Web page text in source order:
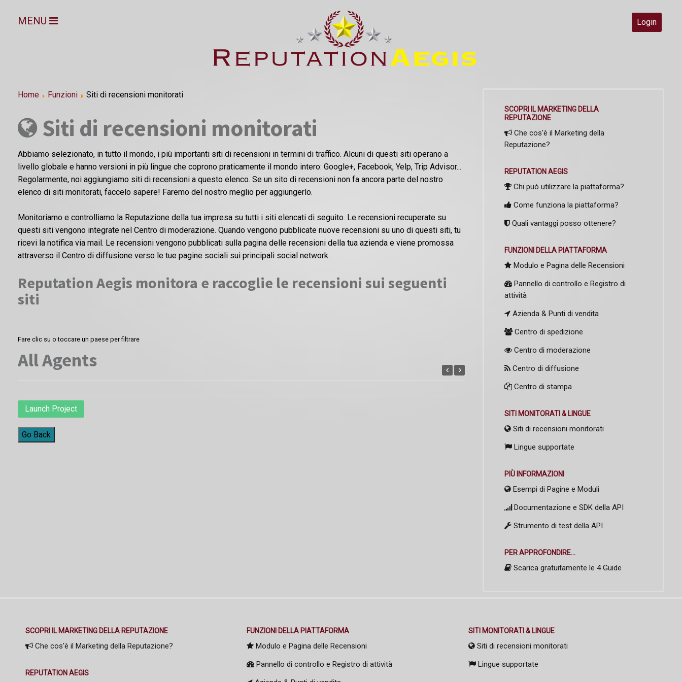
Login
MENU
Home Funzioni Siti di recensioni monitorati
Siti di recensioni monitorati
Abbiamo selezionato, in tutto il mondo, i più importanti siti di recensioni in termini di traffico. Alcuni di questi siti operano a
livello globale e hanno versioni in più lingue che coprono praticamente il mondo intero: Google+, Facebook, Yelp, Trip Advisor...
Regolarmente, noi aggiungiamo siti di recensioni a questo elenco. Se un sito di recensioni non fa ancora parte del nostro
elenco di siti monitorati, faccelo sapere! Faremo del nostro meglio per aggiungerlo.
Monitoriamo e controlliamo la Reputazione della tua impresa su tutti i siti elencati di seguito. Le recensioni recuperate su
questi siti vengono integrate nel Centro di moderazione. Quando vengono pubblicate nuove recensioni su uno di questi siti, tu
ricevi la notifica via mail. Le recensioni vengono pubblicati sulla pagina delle recensioni della tua azienda e viene promossa
attraverso il Centro di diffusione verso le tue pagine sociali sui principali social network.
Reputation Aegis monitora e raccoglie le recensioni sui seguenti
siti
Fare clic su o toccare un paese per filtrare
All Agents
Launch Project
Go Back
SCOPRI IL MARKETING DELLA
REPUTAZIONE
Che cos'è il Marketing della
Reputazione?
REPUTATION AEGIS
Chi può utilizzare la piattaforma?
Come funziona la piattaforma?
Quali vantaggi posso ottenere?
FUNZIONI DELLA PIATTAFORMA
Modulo e Pagina delle Recensioni
Pannello di controllo e Registro di
attività
Azienda & Punti di vendita
Centro di spedizione
Centro di moderazione
Centro di diffusione
Centro di stampa
SITI MONITORATI & LINGUE
Siti di recensioni monitorati
Lingue supportate
PIÙ INFORMAZIONI
Esempi di Pagine e Moduli
Documentazione e SDK della API
Strumento di test della API
PER APPROFONDIRE...
Scarica gratuitamente le 4 Guide
SCOPRI IL MARKETING DELLA REPUTAZIONE
Che cos'è il Marketing della Reputazione?
REPUTATION AEGIS
FUNZIONI DELLA PIATTAFORMA
Modulo e Pagina delle Recensioni
Pannello di controllo e Registro di attività
SITI MONITORATI & LINGUE
Siti di recensioni monitorati
Lingue supportate